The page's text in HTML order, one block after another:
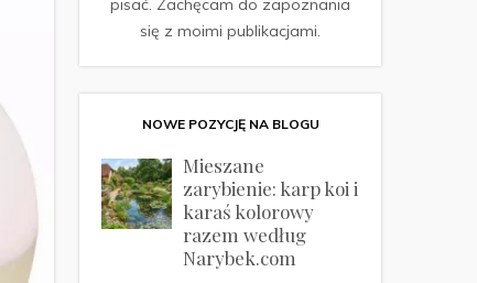
pisać. Zachęcam do zapoznania
się z moimi publikacjami.
NOWE POZYCJĘ NA BLOGU
Mieszane
zarybienie: karp koi i
karaś kolorowy
razem według
Narybek.com